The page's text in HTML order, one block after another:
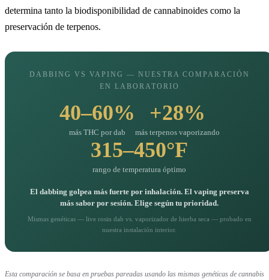
determina tanto la biodisponibilidad de cannabinoides como la
preservación de terpenos.
DABBING VS VAPING — NUESTRA COMPARACIÓN
EN LABORATORIO
40–60%
más THC por dab
+28%
más terpenos vaporizando
315–450°F
rango de temperatura óptimo
El dabbing golpea más fuerte por inhalación. El vaping preserva
más sabor por sesión. Elige según tu prioridad.
Mismas genéticas — live rosin dab vs. vaporizador de hierba seca — probado en
nuestra instalación interior.
Esta comparación se basa en pruebas pareadas usando las mismas genéticas de cannabis